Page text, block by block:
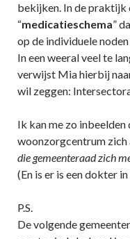
bekijken. In de praktijk
“medicatieschema”
op de individuele
In een weeral veel te
verwijst Mia hierbij
wil zeggen:
Ik kan me zo
woonzorgcentrum zich
die gemeenteraad zich
(En is er is een dokter
P.S.
De volgende